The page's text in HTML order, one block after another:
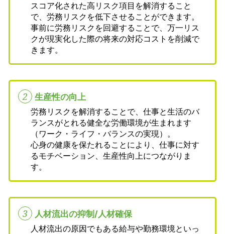
スコア化された高リスク項目を解消すること
で、労務リスクを低下させることができます。
事前に労務リスクを回避することで、万一リス
クが現実化した際の将来の対応コストを削減で
きます。
2
生産性の向上
労務リスクを解消することで、仕事と生活のバ
ランスがとれる健全な労働環境が生まれます
（ワーク・ライフ・バランスの実現）。
心身の健康を保たれることにより、仕事に対す
るモチベーション、生産性向上につながりま
す。
3
人材流出の抑制/人材確保
人材流出の原因でもある給与や勤務環境といっ